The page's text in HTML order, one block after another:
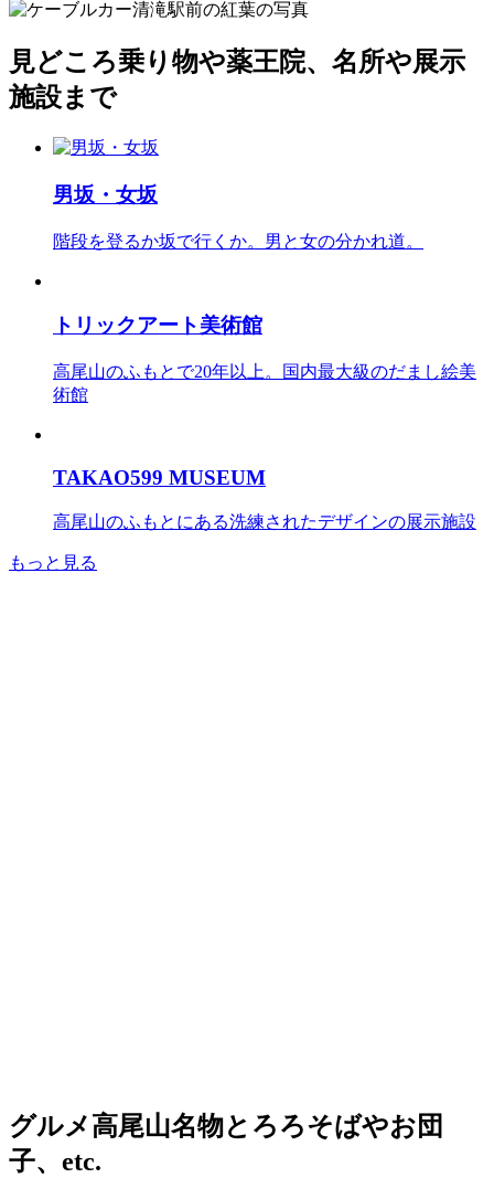
見どころ乗り物や薬王院、名所や展示
施設まで
男坂・女坂
階段を登るか坂で行くか。男と女の分かれ道。
トリックアート美術館
高尾山のふもとで20年以上。国内最大級のだまし絵美
術館
TAKAO599 MUSEUM
高尾山のふもとにある洗練されたデザインの展示施設
もっと見る
グルメ高尾山名物とろろそばやお団
子、etc.